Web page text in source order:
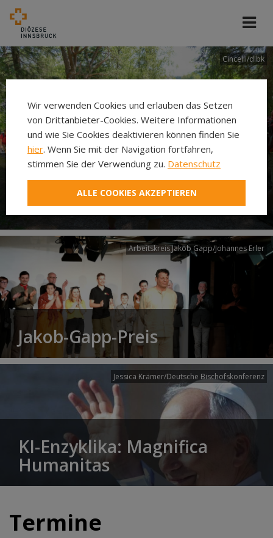
Cincelli/dibk
Neuer Pilgerweg Via
Laudato si’
Arbeitskreis Jakob Gapp/Johannes Erler
Jakob-Gapp-Preis
Jessica Krämer/Deutsche Bischofskonferenz
KI-Enzyklika: Magnifica
Humanitas
Termine
Wir verwenden Cookies und erlauben das Setzen
von Drittanbieter-Cookies. Weitere Informationen
und wie Sie Cookies deaktivieren können finden Sie
hier. Wenn Sie mit der Navigation fortfahren,
stimmen Sie der Verwendung zu. Datenschutz
ALLE COOKIES AKZEPTIEREN